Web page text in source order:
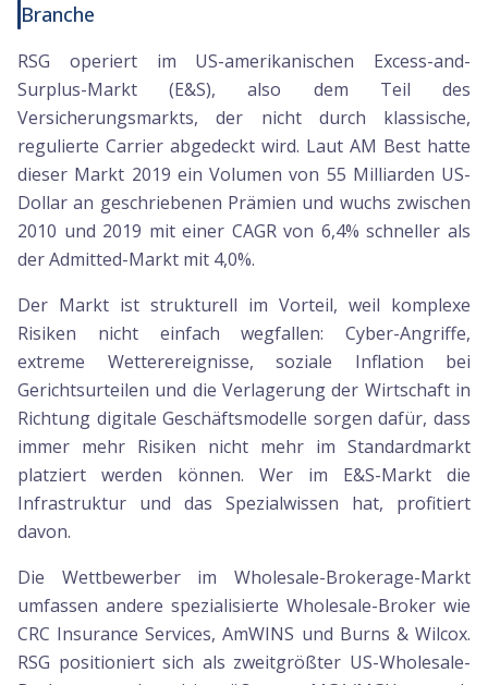
Branche
RSG operiert im US-amerikanischen Excess-and-
Surplus-Markt (E&S), also dem Teil des
Versicherungsmarkts, der nicht durch klassische,
regulierte Carrier abgedeckt wird. Laut AM Best hatte
dieser Markt 2019 ein Volumen von 55 Milliarden US-
Dollar an geschriebenen Prämien und wuchs zwischen
2010 und 2019 mit einer CAGR von 6,4% schneller als
der Admitted-Markt mit 4,0%.
Der Markt ist strukturell im Vorteil, weil komplexe
Risiken nicht einfach wegfallen: Cyber-Angriffe,
extreme Wetterereignisse, soziale Inflation bei
Gerichtsurteilen und die Verlagerung der Wirtschaft in
Richtung digitale Geschäftsmodelle sorgen dafür, dass
immer mehr Risiken nicht mehr im Standardmarkt
platziert werden können. Wer im E&S-Markt die
Infrastruktur und das Spezialwissen hat, profitiert
davon.
Die Wettbewerber im Wholesale-Brokerage-Markt
umfassen andere spezialisierte Wholesale-Broker wie
CRC Insurance Services, AmWINS und Burns & Wilcox.
RSG positioniert sich als zweitgrößter US-Wholesale-